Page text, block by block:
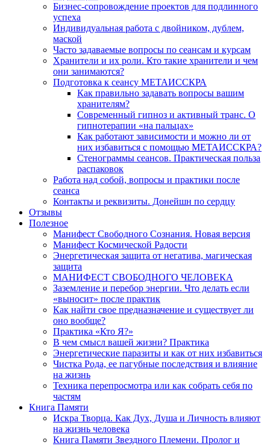
Бизнес-сопровождение проектов для подлинного
успеха
Индивидуальная работа с двойником, дублем,
маской
Часто задаваемые вопросы по сеансам и курсам
Хранители и их роли. Кто такие хранители и чем
они занимаются?
Подготовка к сеансу МЕТАИССКРА
Как правильно задавать вопросы вашим
хранителям?
Современный гипноз и активный транс. О
гипнотерапии «на пальцах»
Как работают зависимости и можно ли от
них избавиться с помощью МЕТАИССКРА?
Стенограммы сеансов. Практическая польза
распаковок
Работа над собой, вопросы и практики после
сеанса
Контакты и реквизиты. Донейшн по сердцу
Отзывы
Полезное
Манифест Свободного Сознания. Новая версия
Манифест Космической Радости
Энергетическая защита от негатива, магическая
защита
МАНИФЕСТ СВОБОДНОГО ЧЕЛОВЕКА
Заземление и перебор энергии. Что делать если
«выносит» после практик
Как найти свое предназначение и существует ли
оно вообще?
Практика «Кто Я?»
В чем смысл вашей жизни? Практика
Энергетические паразиты и как от них избавиться
Чистка Рода, ее пагубные последствия и влияние
на жизнь
Техника перепросмотра или как собрать себя по
частям
Книга Памяти
Искра Творца. Как Дух, Душа и Личность влияют
на жизнь человека
Книга Памяти Звездного Племени. Пролог и